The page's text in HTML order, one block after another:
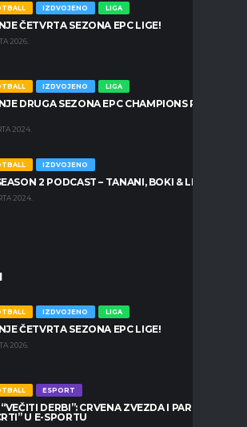
IZDVOJENO LIGA
ČETVRTA SEZONA EPC LIGE!
2026.
IZDVOJENO LIGA
DRUGA SEZONA EPC CHAMPIONS PRO
2024.
IZDVOJENO
2 PODCAST – TANANI, BOKI & LEŠKO
2024.
IZDVOJENO LIGA
ČETVRTA SEZONA EPC LIGE!
2026.
ESPORT
DERBI”: CRVENA ZVEZDA I PARTIZAN
U E-SPORTU